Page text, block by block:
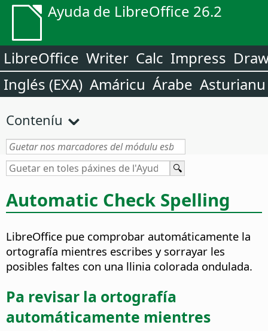
Ayuda de LibreOffice 26.2
LibreOffice Writer Calc Impress
Inglés (EXA) Amáricu Árabe Asturianu
Conteníu
Automatic Check Spelling
LibreOffice pue comprobar automáticamente la
ortografía mientres escribes y sorrayar les
posibles faltes con una llinia colorada ondulada.
Pa revisar la ortografía
automáticamente mientres